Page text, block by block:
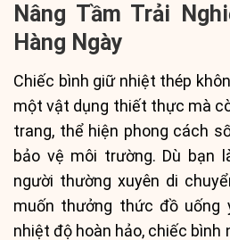
Nâng Tầm Trải
Hàng Ngày
Chiếc bình giữ nhiệt thép
một vật dụng thiết thực mà
trang, thể hiện phong cách
bảo vệ môi trường. Dù bạn
người thường xuyên di
muốn thưởng thức đồ uống
nhiệt độ hoàn hảo, chiếc bình